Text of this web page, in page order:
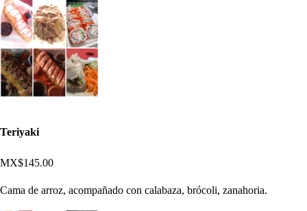
Teriyaki
MX$145.00
Cama de arroz, acompañado con calabaza, brócoli, zanahoria.